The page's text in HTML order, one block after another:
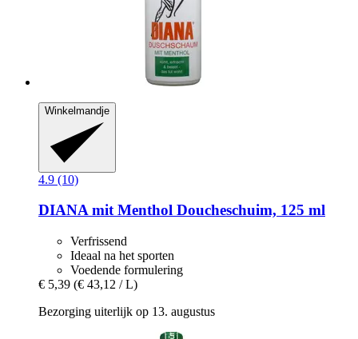
Winkelmandje
4.9 (10)
DIANA mit Menthol Doucheschuim, 125 ml
Verfrissend
Ideaal na het sporten
Voedende formulering
€ 5,39 (€ 43,12 / L)
Bezorging uiterlijk op 13. augustus